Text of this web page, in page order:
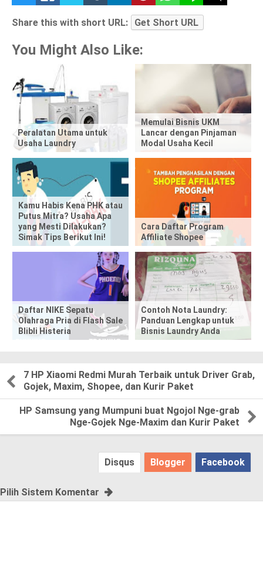
h
e
h
i
s
p
o
s
p
Share this with short URL: Get Short URL
You Might Also Like:
Peralatan Utama untuk
Usaha Laundry
Memulai Bisnis UKM
Lancar dengan Pinjaman
Modal Usaha Kecil
Kamu Habis Kena PHK atau
Putus Mitra? Usaha Apa
yang Mesti Dilakukan?
Simak Tips Berikut Ini!
Cara Daftar Program
Affiliate Shopee
Daftar NIKE Sepatu
Olahraga Pria di Flash Sale
Blibli Histeria
Contoh Nota Laundry:
Panduan Lengkap untuk
Bisnis Laundry Anda
7 HP Xiaomi Redmi Murah Terbaik untuk Driver Grab,
Gojek, Maxim, Shopee, dan Kurir Paket
HP Samsung yang Mumpuni buat Ngojol Nge-grab
Nge-Gojek Nge-Maxim dan Kurir Paket
Facebook
Blogger
Disqus
Pilih Sistem Komentar